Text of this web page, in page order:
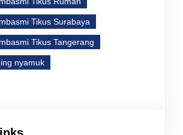
Tikus Surabaya
Tikus Tangerang
nyamuk